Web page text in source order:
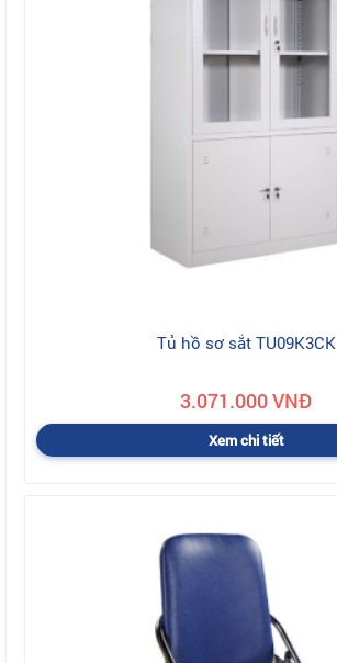
Tủ hồ sơ sắt TU09K3CK
3.071.000 VNĐ
Xem chi tiết